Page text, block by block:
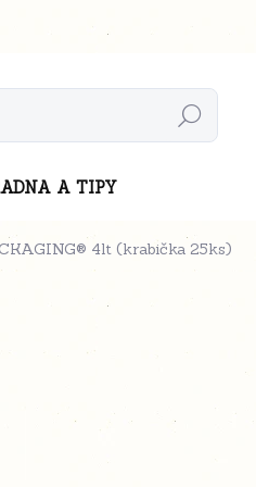
Hledat
A TIPY
4lt (krabička 25ks)